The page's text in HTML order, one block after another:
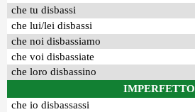
che tu disbassi
che lui/lei disbassi
che noi disbassiamo
che voi disbassiate
che loro disbassino
IMPERFETTO
che io disbassassi